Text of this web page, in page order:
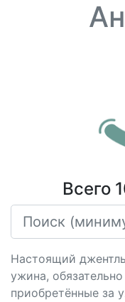
Всего
Настоящий
ужина,
приобретённые за